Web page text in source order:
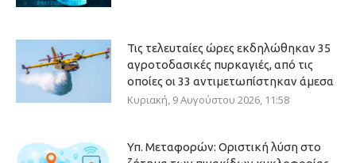
Τις τελευταίες ώρες εκδηλώθηκαν 35
αγροτοδασικές πυρκαγιές, από τις
οποίες οι 33 αντιμετωπίστηκαν άμεσα
Κυριακή, 9 Αυγούστου 2026, 11:58
Υπ. Μεταφορών: Οριστική λύση στο